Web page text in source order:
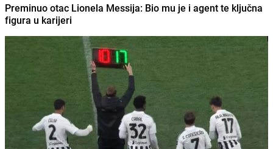
Preminuo otac Lionela Messija: Bio mu je i agent te ključna
figura u karijeri